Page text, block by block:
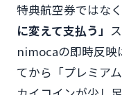
特典航空券ではなく
に変えて支払う」
nimocaの即時反映
てから「プレミア